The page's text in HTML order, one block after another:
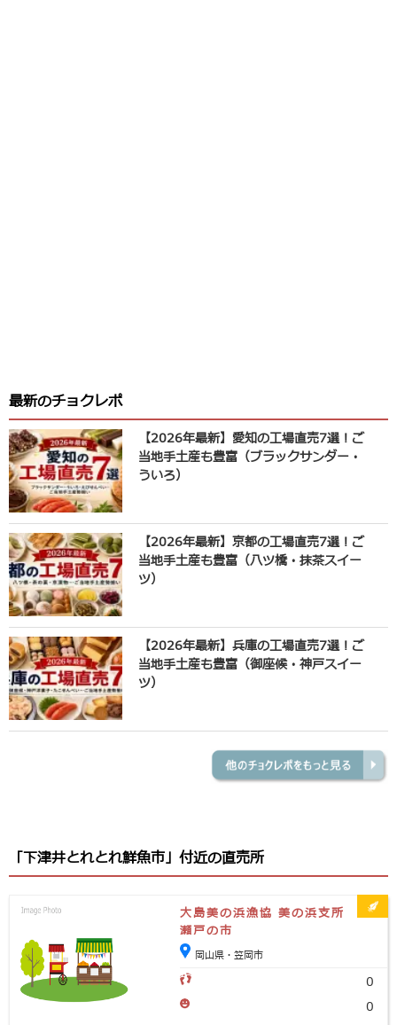
最新のチョクレポ
【2026年最新】愛知の工場直売7選！ご
当地手土産も豊富（ブラックサンダー・
ういろ）
【2026年最新】京都の工場直売7選！ご
当地手土産も豊富（八ツ橋・抹茶スイー
ツ）
【2026年最新】兵庫の工場直売7選！ご
当地手土産も豊富（御座候・神戸スイー
ツ）
「下津井とれとれ鮮魚市」付近の直売所
大島美の浜漁協 美の浜支所
瀬戸の市
岡山県・笠岡市
0
0